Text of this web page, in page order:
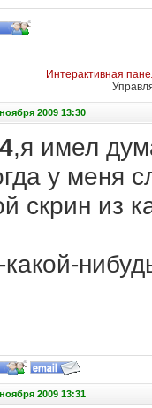
Интерактивная
2009 13:30
,я имел
у меня
скрин из
2009 13:31